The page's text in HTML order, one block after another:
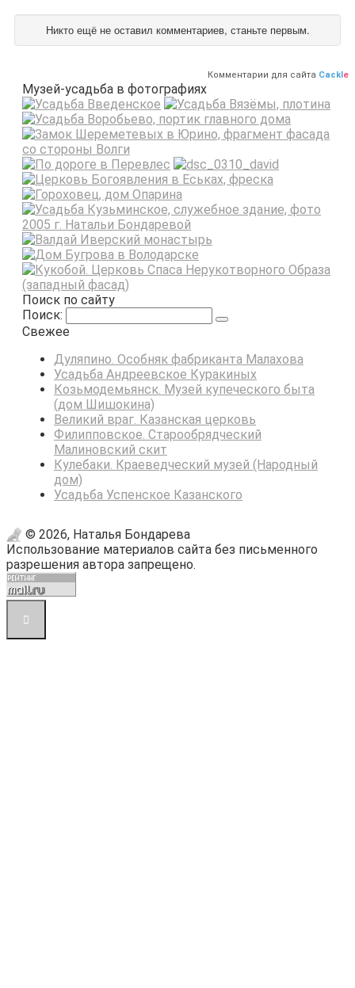
Никто ещё не оставил комментариев, станьте первым.
Комментарии для сайта Cackle
Музей-усадьба в фотографиях
Поиск по сайту
Поиск:
Свежее
Дуляпино. Особняк фабриканта Малахова
Усадьба Андреевское Куракиных
Козьмодемьянск. Музей купеческого быта
(дом Шишокина)
Великий враг. Казанская церковь
Филипповское. Старообрядческий
Малиновский скит
Кулебаки. Краеведческий музей (Народный
дом)
Усадьба Успенское Казанского
© 2026, Наталья Бондарева
Использование материалов сайта без письменного
разрешения автора запрещено.